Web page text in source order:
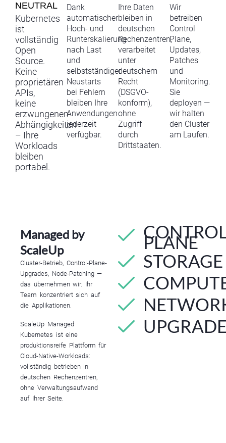
NEUTRAL
Kubernetes
ist
vollständig
Open
Source.
Keine
proprietären
APIs,
keine
erzwungenen
Abhängigkeiten
– Ihre
Workloads
bleiben
portabel.
Dank
automatischer
Hoch- und
Runterskalierung
nach Last
und
selbstständiger
Neustarts
bei Fehlern
bleiben Ihre
Anwendungen
jederzeit
verfügbar.
Ihre Daten
bleiben in
deutschen
Rechenzentren,
verarbeitet
unter
deutschem
Recht
(DSGVO-
konform),
ohne
Zugriff
durch
Drittstaaten.
Wir
betreiben
Control
Plane,
Updates,
Patches
und
Monitoring.
Sie
deployen —
wir halten
den Cluster
am Laufen.
Managed by
ScaleUp
Cluster-Betrieb, Control-Plane-
Upgrades, Node-Patching —
das übernehmen wir. Ihr
Team konzentriert sich auf
die Applikationen.
ScaleUp Managed
Kubernetes ist eine
produktionsreife Plattform für
Cloud-Native-Workloads:
vollständig betrieben in
deutschen Rechenzentren,
ohne Verwaltungsaufwand
auf Ihrer Seite.
PLANE
STORAGE